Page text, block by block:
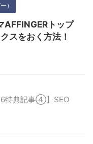
）
トップ
スをおく方法！
特典記事④】SEO